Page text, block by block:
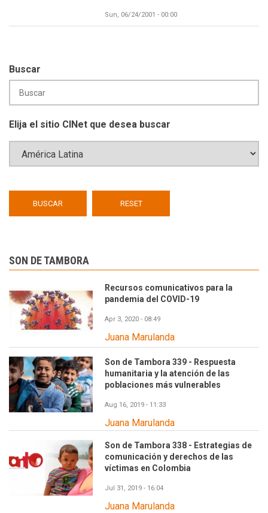
Sun, 06/24/2001 - 00:00
Buscar
Elija el sitio CINet que desea buscar
SON DE TAMBORA
Recursos comunicativos para la
pandemia del COVID-19
Apr 3, 2020 - 08:49
Juana Marulanda
Son de Tambora 339 - Respuesta
humanitaria y la atención de las
poblaciones más vulnerables
Aug 16, 2019 - 11:33
Juana Marulanda
Son de Tambora 338 - Estrategias de
comunicación y derechos de las
víctimas en Colombia
Jul 31, 2019 - 16:04
Juana Marulanda